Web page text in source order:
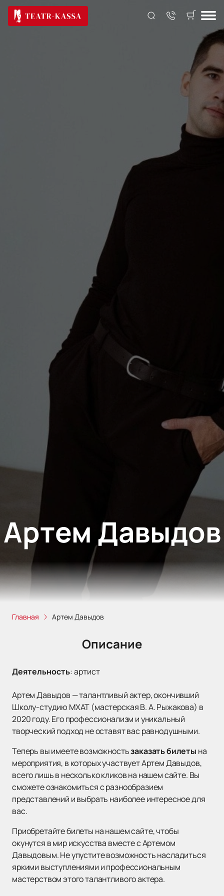
Артем Давыдов
Главная Артем Давыдов
Описание
Деятельность:артист
Артем Давыдов — талантливый актер, окончивший
Школу-студию МХАТ (мастерская В. А. Рыжакова) в
2020 году. Его профессионализм и уникальный
творческий подход не оставят вас равнодушными.
Теперь вы имеете возможностьзаказать билеты на
мероприятия, в которых участвует Артем Давыдов,
всего лишь в несколько кликов на нашем сайте. Вы
сможете ознакомиться с разнообразием
представлений и выбрать наиболее интересное для
вас.
Приобретайте билеты на нашем сайте, чтобы
окунутся в мир искусства вместе с Артемом
Давыдовым. Не упустите возможность насладиться
яркими выступлениями и профессиональным
мастерством этого талантливого актера.